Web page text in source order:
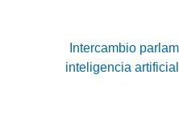
Intercambio
inteligencia